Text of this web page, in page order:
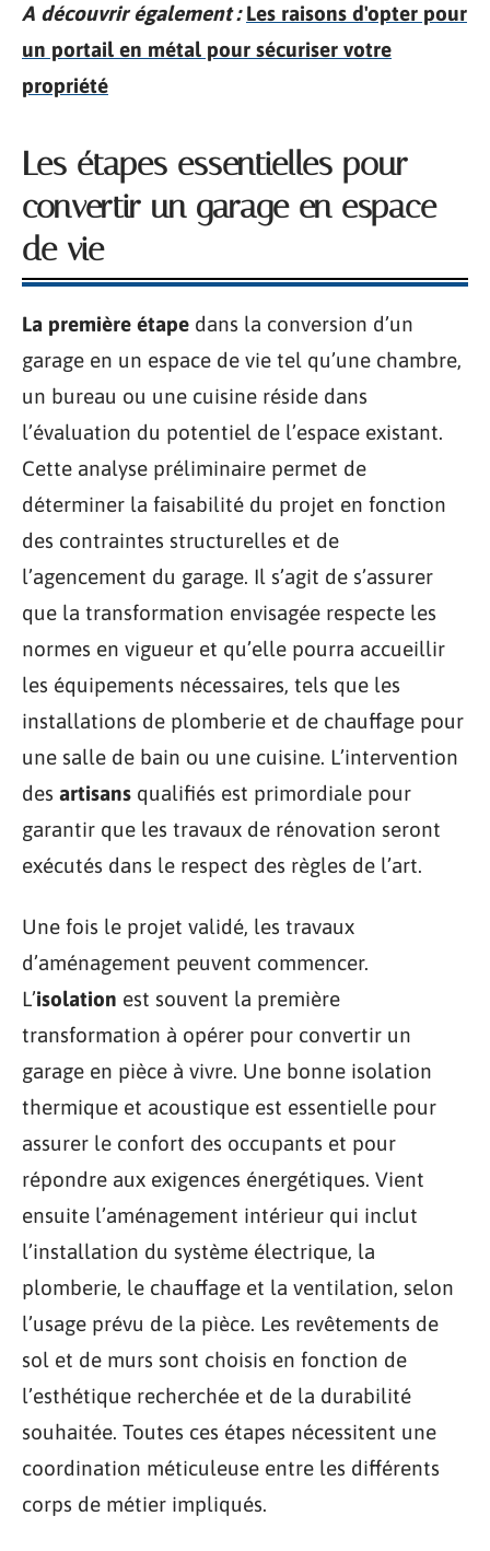
A découvrir également : Les raisons d'opter pour
un portail en métal pour sécuriser votre
propriété
Les étapes essentielles pour
convertir un garage en espace
de vie
La première étape dans la conversion d’un
garage en un espace de vie tel qu’une chambre,
un bureau ou une cuisine réside dans
l’évaluation du potentiel de l’espace existant.
Cette analyse préliminaire permet de
déterminer la faisabilité du projet en fonction
des contraintes structurelles et de
l’agencement du garage. Il s’agit de s’assurer
que la transformation envisagée respecte les
normes en vigueur et qu’elle pourra accueillir
les équipements nécessaires, tels que les
installations de plomberie et de chauffage pour
une salle de bain ou une cuisine. L’intervention
des artisans qualifiés est primordiale pour
garantir que les travaux de rénovation seront
exécutés dans le respect des règles de l’art.
Une fois le projet validé, les travaux
d’aménagement peuvent commencer.
L’isolation est souvent la première
transformation à opérer pour convertir un
garage en pièce à vivre. Une bonne isolation
thermique et acoustique est essentielle pour
assurer le confort des occupants et pour
répondre aux exigences énergétiques. Vient
ensuite l’aménagement intérieur qui inclut
l’installation du système électrique, la
plomberie, le chauffage et la ventilation, selon
l’usage prévu de la pièce. Les revêtements de
sol et de murs sont choisis en fonction de
l’esthétique recherchée et de la durabilité
souhaitée. Toutes ces étapes nécessitent une
coordination méticuleuse entre les différents
corps de métier impliqués.